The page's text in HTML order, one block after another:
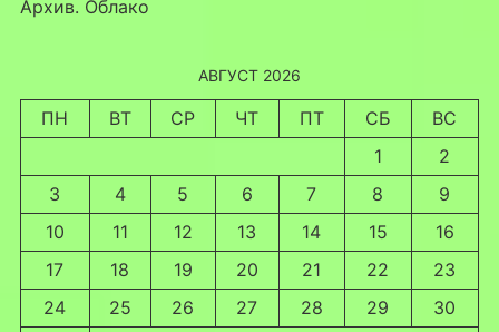
Архив. Облако
АВГУСТ 2026
ПН ВТ СР ЧТ ПТ СБ
ВС
1
2
3
4 5 6 7 8
9
10
11 12 13 14 15
16
17
18 19 20 21 22
23
24
25 26 27 28 29
30